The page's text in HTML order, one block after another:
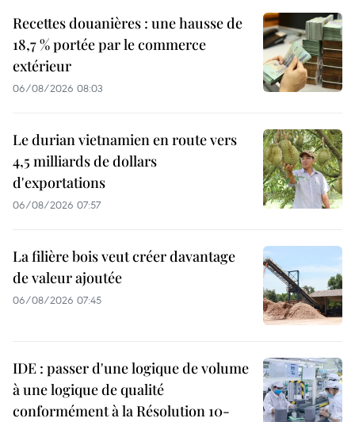
Recettes douanières : une hausse de
18,7 % portée par le commerce
extérieur
06/08/2026 08:03
Le durian vietnamien en route vers
4,5 milliards de dollars
d'exportations
06/08/2026 07:57
La filière bois veut créer davantage
de valeur ajoutée
06/08/2026 07:45
IDE : passer d'une logique de volume
à une logique de qualité
conformément à la Résolution 10-